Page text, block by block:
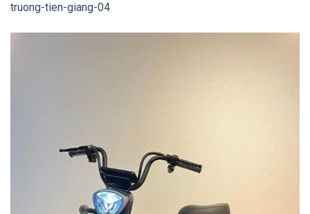
truong-tien-giang-04